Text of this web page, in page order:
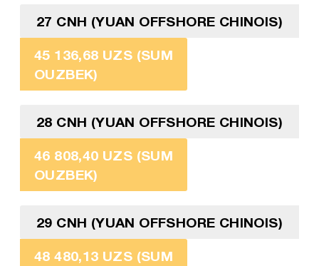
27 CNH (YUAN OFFSHORE CHINOIS)
45 136,68 UZS (SUM
OUZBEK)
28 CNH (YUAN OFFSHORE CHINOIS)
46 808,40 UZS (SUM
OUZBEK)
29 CNH (YUAN OFFSHORE CHINOIS)
48 480,13 UZS (SUM